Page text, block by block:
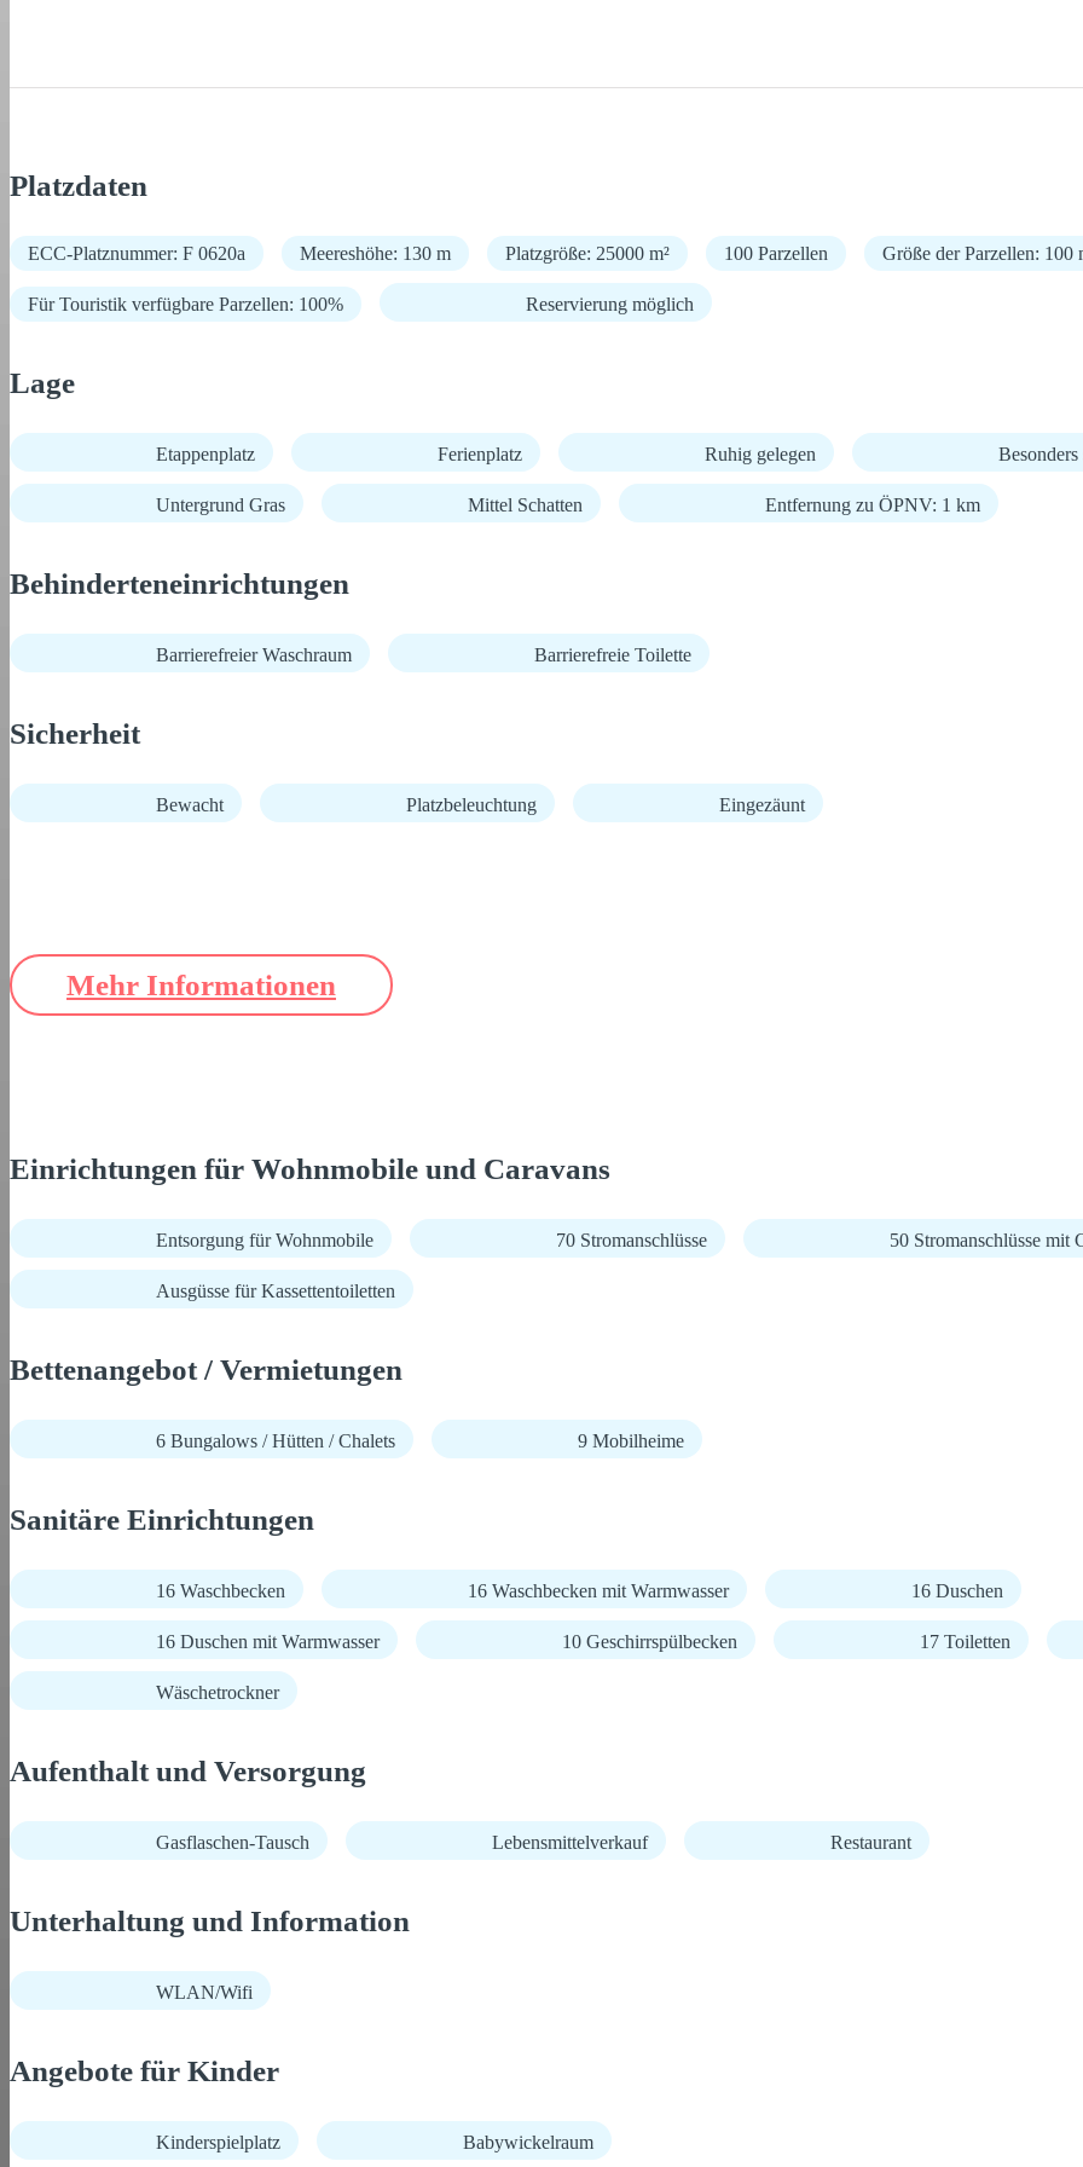
Platzdaten
ECC-Platznummer: F 0620a Meereshöhe: 130 m Platzgröße: 25000 m² 100 Parzellen Größe der Parzellen: 100
Für Touristik verfügbare Parzellen: 100% Reservierung möglich
Lage
Etappenplatz Ferienplatz Ruhig gelegen Besonders
Untergrund Gras Mittel Schatten Entfernung zu ÖPNV: 1 km
Behinderteneinrichtungen
Barrierefreier Waschraum Barrierefreie Toilette
Sicherheit
Bewacht Platzbeleuchtung Eingezäunt
Mehr Informationen
Einrichtungen für Wohnmobile und Caravans
Entsorgung für Wohnmobile 70 Stromanschlüsse 50 Stromanschlüsse mit
Ausgüsse für Kassettentoiletten
Bettenangebot / Vermietungen
6 Bungalows / Hütten / Chalets 9 Mobilheime
Sanitäre Einrichtungen
16 Waschbecken 16 Waschbecken mit Warmwasser 16 Duschen
16 Duschen mit Warmwasser 10 Geschirrspülbecken 17 Toiletten
Wäschetrockner
Aufenthalt und Versorgung
Gasflaschen-Tausch Lebensmittelverkauf Restaurant
Unterhaltung und Information
WLAN/Wifi
Angebote für Kinder
Kinderspielplatz Babywickelraum